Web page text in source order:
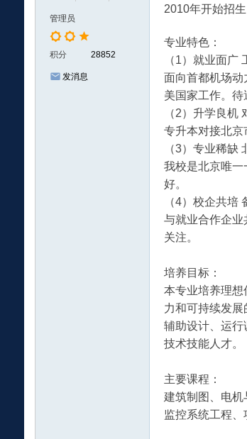
管理员
积分 28852
发消息
2010年开始招
专业特色：
（1）就业面广
面向首都机场
美国家工作。待
（2）升学良机
专升本对接北京
（3）专业稀缺
我校是北京唯一
好。
（4）校企共培
与就业合作企
关注。
培养目标：
本专业培养理
力和可持续发
辅助设计、运
技术技能人才。
主要课程：
建筑制图、电
监控系统工程、